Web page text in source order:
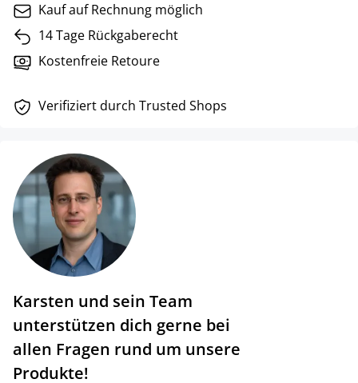
Kauf auf Rechnung möglich
14 Tage Rückgaberecht
Kostenfreie Retoure
Verifiziert durch Trusted Shops
Karsten und sein Team
unterstützen dich gerne bei
allen Fragen rund um unsere
Produkte!